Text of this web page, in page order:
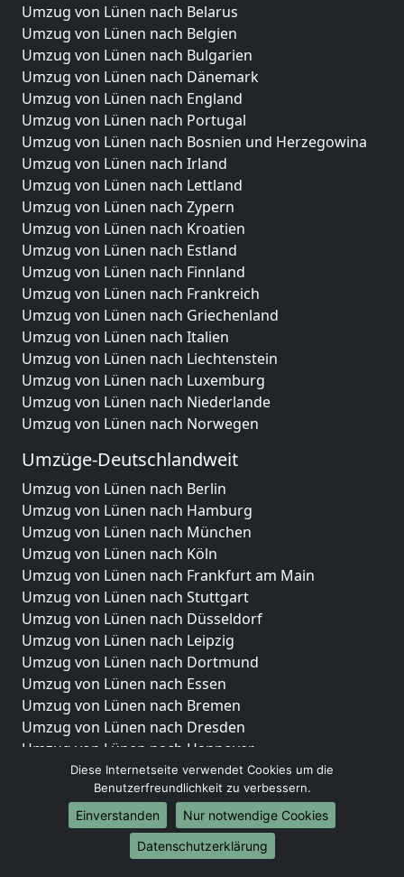
Umzug von Lünen nach Belarus
Umzug von Lünen nach Belgien
Umzug von Lünen nach Bulgarien
Umzug von Lünen nach Dänemark
Umzug von Lünen nach England
Umzug von Lünen nach Portugal
Umzug von Lünen nach Bosnien und Herzegowina
Umzug von Lünen nach Irland
Umzug von Lünen nach Lettland
Umzug von Lünen nach Zypern
Umzug von Lünen nach Kroatien
Umzug von Lünen nach Estland
Umzug von Lünen nach Finnland
Umzug von Lünen nach Frankreich
Umzug von Lünen nach Griechenland
Umzug von Lünen nach Italien
Umzug von Lünen nach Liechtenstein
Umzug von Lünen nach Luxemburg
Umzug von Lünen nach Niederlande
Umzug von Lünen nach Norwegen
Umzüge-Deutschlandweit
Umzug von Lünen nach Berlin
Umzug von Lünen nach Hamburg
Umzug von Lünen nach München
Umzug von Lünen nach Köln
Umzug von Lünen nach Frankfurt am Main
Umzug von Lünen nach Stuttgart
Umzug von Lünen nach Düsseldorf
Umzug von Lünen nach Leipzig
Umzug von Lünen nach Dortmund
Umzug von Lünen nach Essen
Umzug von Lünen nach Bremen
Umzug von Lünen nach Dresden
Umzug von Lünen nach Hannover
Umzug von Lünen nach Nürnberg
Umzug von Lünen nach Duisburg
Umzug von Lünen nach Bochum
Umzug von Lünen nach Wuppertal
Umzug von Lünen nach Bielefeld
Diese Internetseite verwendet Cookies um die
Benutzerfreundlichkeit zu verbessern.
Einverstanden
Nur notwendige Cookies
Datenschutzerklärung